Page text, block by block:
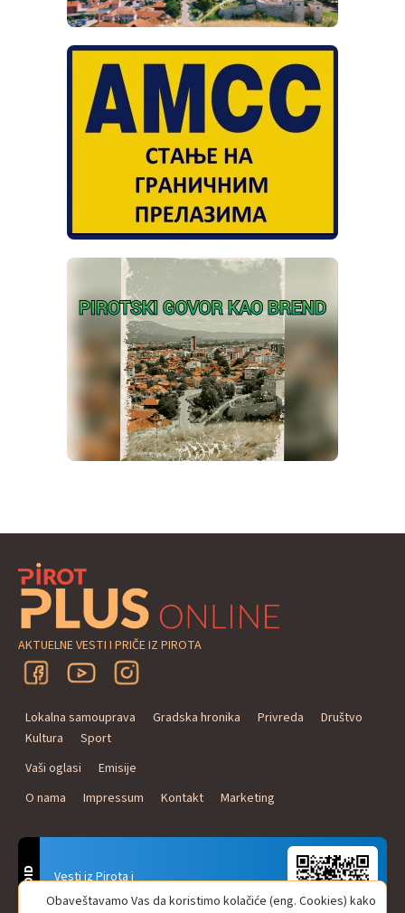
AKTUELNE VESTI I PRIČE IZ PIROTA
Lokalna samouprava Gradska hronika Privreda
Društvo
Kultura
Sport
Vaši oglasi
Emisije
O nama
Impressum Kontakt Marketing
Vesti iz Pirota i
Naxi Plus Radio
ANDROID Obaveštavamo Vas da koristimo kolačiće (eng. Cookies) kako